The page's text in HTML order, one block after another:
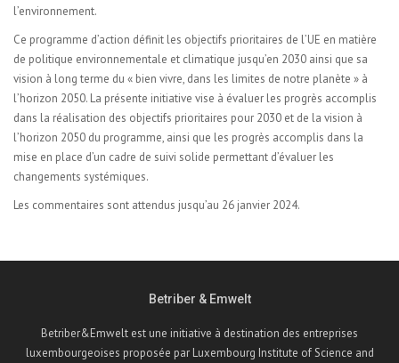
l’environnement.
Ce programme d’action définit les objectifs prioritaires de l’UE en matière
de politique environnementale et climatique jusqu’en 2030 ainsi que sa
vision à long terme du « bien vivre, dans les limites de notre planète » à
l’horizon 2050. La présente initiative vise à évaluer les progrès accomplis
dans la réalisation des objectifs prioritaires pour 2030 et de la vision à
l’horizon 2050 du programme, ainsi que les progrès accomplis dans la
mise en place d’un cadre de suivi solide permettant d’évaluer les
changements systémiques.
Les commentaires sont attendus jusqu’au 26 janvier 2024.
Betriber & Emwelt
Betriber&Emwelt est une initiative à destination des entreprises
luxembourgeoises proposée par Luxembourg Institute of Science and